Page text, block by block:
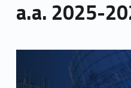
a.a. 2025-
Link identifier archive #link-archive-thumb-soap-39033